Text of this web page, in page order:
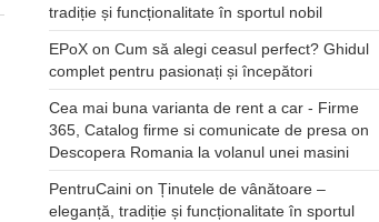
tradiție și funcționalitate în sportul nobil
EPoX on Cum să alegi ceasul perfect? Ghidul
complet pentru pasionați și începători
Cea mai buna varianta de rent a car - Firme
365, Catalog firme si comunicate de presa on
Descopera Romania la volanul unei masini
PentruCaini on Ținutele de vânătoare –
eleganță, tradiție și funcționalitate în sportul